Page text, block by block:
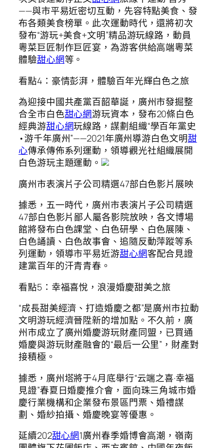
——與市平易近密切互動，先容特點美食、發
布各類美食榜單。此次運動時代，還將初次
發布“游玩+美食+文明”精品游玩線路，動員
粵菜巨匠制作巨匠宴，為游客供給高端粵菜
體驗甜心網等。
看點4：豪情彭湃，體驗百年光輝白色之旅
為迎接中國共產黨百韶華誕，廣州市發掘整
合全市白色甜心網游玩資本，發布20條白色
經典游甜心網玩線路，謀劃組織“學百年黨史
•游千年廣州”——2021年廣州導游白色文明甜
心傳承傳佈系列運動，領導觀光社組織展開
白色游玩主題運動。
廣州市表演片子公司精選47部白色影片展映
據悉，五一時代，廣州市表演片子公司精選
47部白色影片鄙人屬各影院放映，各文博場
館將發布白色課堂、白色研學、白色展陳、
白色誦讀、白色故事會、追隨反動萍蹤等系
列運動，領導市平易近游甜心網客配合見證
建黨百年的汗青青春。
看點5：幸福喜悅，浪漫婚慶甜美之旅
“成長甜美經濟、打造婚慶之都”是廣州市拉動
文明游玩經濟晉陞新的增加點。不久前，廣
州市成立了廣州婚慶游玩財產同盟，已買通
婚慶與游玩財產融會的“最后一公里”，財產對
接積極。
據悉，廣州塔將于4月底舉行“云端之喜·幸福
見證”春夏日婚慶推介會，面向珠三角城市婚
慶行業機構和企業發布景區門票、婚禮謀
劃、婚紗拍攝、婚慶晚宴等優惠。
延續202甜心網1廣州春季婚博會高潮，嶺南